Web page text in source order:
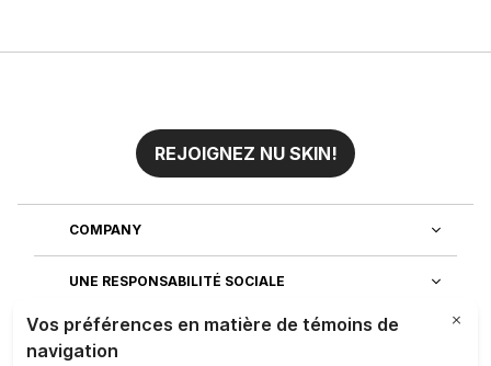
REJOIGNEZ NU SKIN!
COMPANY
UNE RESPONSABILITÉ SOCIALE
REJOIGNEZ NOTRE EQUIPE